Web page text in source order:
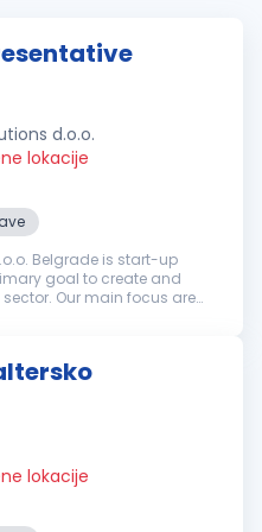
d.o.o.
lokacije
Belgrade is start-up
goal to create and
Our main focus are
lokacije